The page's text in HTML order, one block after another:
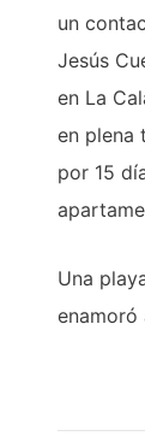
un
Jesús
en La
en plena
por 15
Una
enamoró